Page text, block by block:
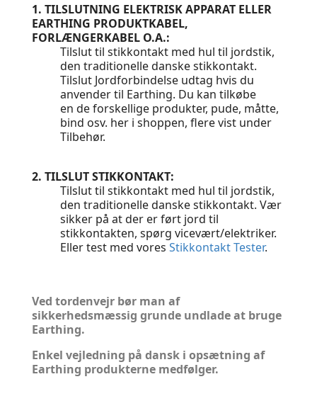
1. TILSLUTNING ELEKTRISK APPARAT ELLER
EARTHING PRODUKTKABEL,
FORLÆNGERKABEL O.A.:
Tilslut til stikkontakt med hul til jordstik,
den traditionelle danske stikkontakt.
Tilslut Jordforbindelse udtag hvis du
anvender til Earthing. Du kan tilkøbe
en de forskellige produkter, pude, måtte,
bind osv. her i shoppen, flere vist under
Tilbehør.
2. TILSLUT STIKKONTAKT:
Tilslut til stikkontakt med hul til jordstik,
den traditionelle danske stikkontakt. Vær
sikker på at der er ført jord til
stikkontakten, spørg vicevært/elektriker.
Eller test med vores Stikkontakt Tester.
Ved tordenvejr bør man af
sikkerhedsmæssig grunde undlade at bruge
Earthing.
Enkel vejledning på dansk i opsætning af
Earthing produkterne medfølger.